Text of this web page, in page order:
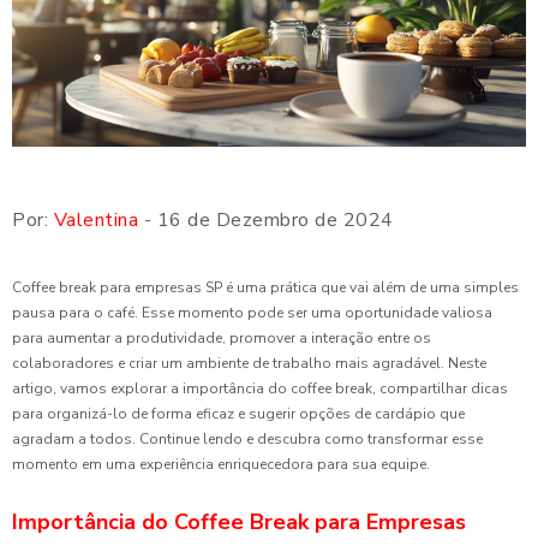
Por: Valentina - 16 de Dezembro de 2024
Coffee break para empresas SP é uma prática que vai além de uma simples
pausa para o café. Esse momento pode ser uma oportunidade valiosa
para aumentar a produtividade, promover a interação entre os
colaboradores e criar um ambiente de trabalho mais agradável. Neste
artigo, vamos explorar a importância do coffee break, compartilhar dicas
para organizá-lo de forma eficaz e sugerir opções de cardápio que
agradam a todos. Continue lendo e descubra como transformar esse
momento em uma experiência enriquecedora para sua equipe.
Importância do Coffee Break para Empresas